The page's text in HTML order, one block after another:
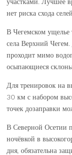
нет риска схода селей.
В Чегемском ущелье
села Верхний
проходит мимо
осыпающиеся
Для тренировок на
30 км с набором
точек дозаправки
В Северной Осетии
ночёвкой в
дня, обязательна